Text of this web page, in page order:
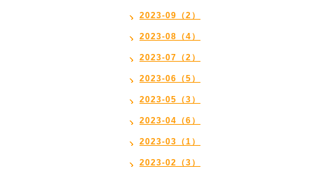
2023-09（2）
2023-08（4）
2023-07（2）
2023-06（5）
2023-05（3）
2023-04（6）
2023-03（1）
2023-02（3）